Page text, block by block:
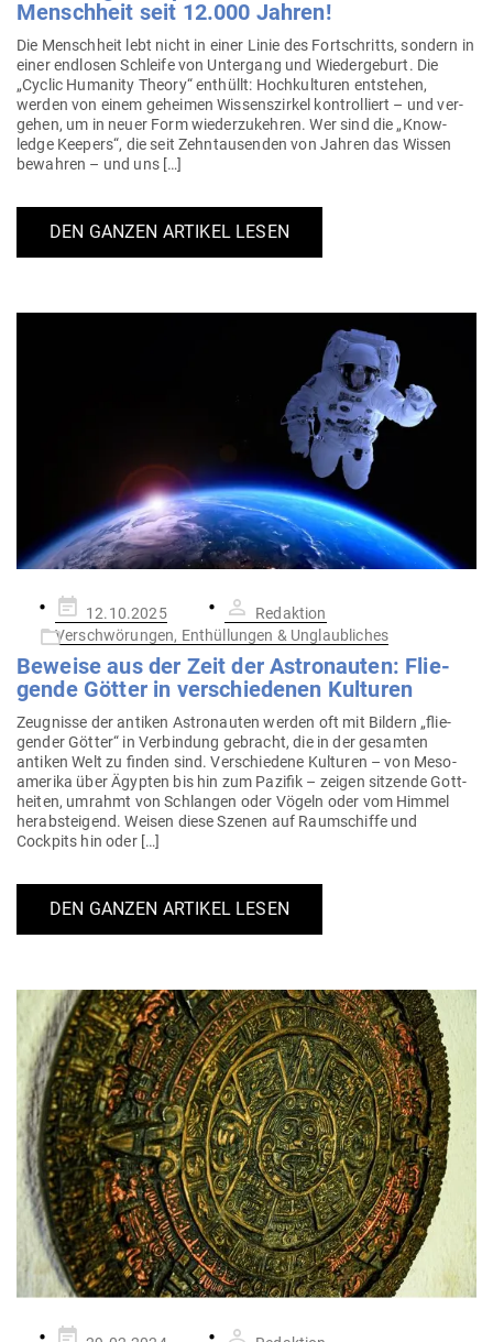
Menschheit seit 12.000 Jahren!
Die Menschheit lebt nicht in einer Linie des Fort­schritts, sondern in
einer end­losen Schleife von Untergang und Wie­der­geburt. Die
„Cyclic Humanity Theory“ ent­hüllt: Hoch­kul­turen ent­stehen,
werden von einem geheimen Wis­sens­zirkel kon­trol­liert – und ver­
gehen, um in neuer Form wie­der­zu­kehren. Wer sind die „Know­
ledge Keepers“, die seit Zehn­tau­senden von Jahren das Wissen
bewahren – und uns […]
DEN GANZEN ARTIKEL LESEN
Gepostet
am
12.10.2025
Redaktion
Verschwörungen, Enthüllungen & Unglaubliches
Beweise aus der Zeit der Astro­nauten: Flie­
gende Götter in ver­schie­denen Kulturen
Zeug­nisse der antiken Astro­nauten werden oft mit Bildern „flie­
gender Götter“ in Ver­bindung gebracht, die in der gesamten
antiken Welt zu finden sind. Ver­schiedene Kul­turen – von Meso­
amerika über Ägypten bis hin zum Pazifik – zeigen sit­zende Gott­
heiten, umrahmt von Schlangen oder Vögeln oder vom Himmel
her­ab­steigend. Weisen diese Szenen auf Raum­schiffe und
Cockpits hin oder […]
DEN GANZEN ARTIKEL LESEN
Gepostet